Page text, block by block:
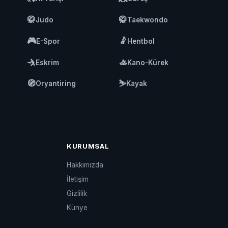
🥋Judo 🥋Taekwondo
🎮E-Spor 🤾 Hentbol
🤺Eskrim 🚣Kano-Kürek
🧭Oryantiring ⛷️Kayak
KURUMSAL
Hakkımızda
İletişim
Gizlilik
Künye